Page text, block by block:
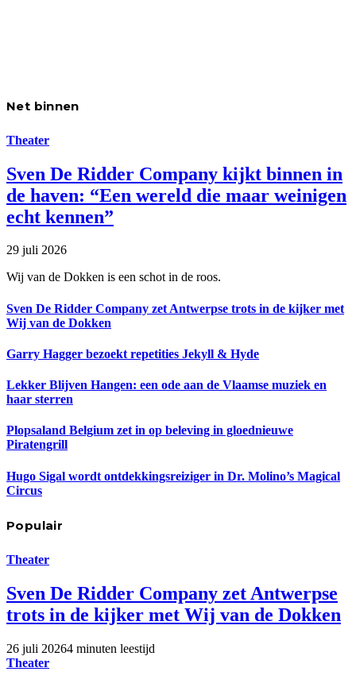
Net binnen
Theater
Sven De Ridder Company kijkt binnen in
de haven: “Een wereld die maar weinigen
echt kennen”
29 juli 2026
Wij van de Dokken is een schot in de roos.
Sven De Ridder Company zet Antwerpse trots in de kijker met
Wij van de Dokken
Garry Hagger bezoekt repetities Jekyll & Hyde
Lekker Blijven Hangen: een ode aan de Vlaamse muziek en
haar sterren
Plopsaland Belgium zet in op beleving in gloednieuwe
Piratengrill
Hugo Sigal wordt ontdekkingsreiziger in Dr. Molino’s Magical
Circus
Populair
Theater
Sven De Ridder Company zet Antwerpse
trots in de kijker met Wij van de Dokken
26 juli 20264 minuten leestijd
Theater